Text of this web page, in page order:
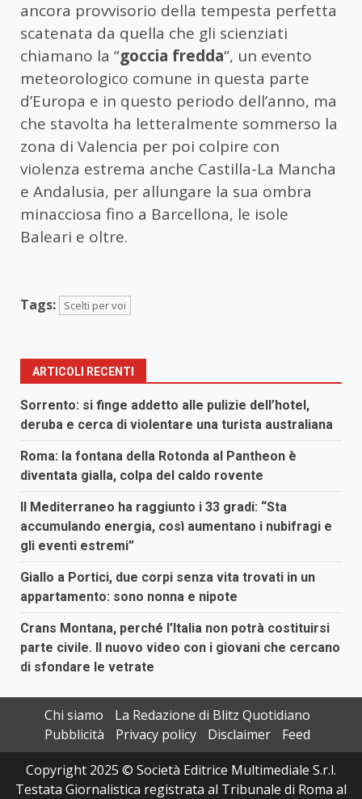
ancora provvisorio della tempesta perfetta
scatenata da quella che gli scienziati
chiamano la “goccia fredda“, un evento
meteorologico comune in questa parte
d’Europa e in questo periodo dell’anno, ma
che stavolta ha letteralmente sommerso la
zona di Valencia per poi colpire con
violenza estrema anche Castilla-La Mancha
e Andalusia, per allungare la sua ombra
minacciosa fino a Barcellona, le isole
Baleari e oltre.
Tags: Scelti per voi
ARTICOLI RECENTI
Sorrento: si finge addetto alle pulizie dell’hotel,
deruba e cerca di violentare una turista australiana
Roma: la fontana della Rotonda al Pantheon è
diventata gialla, colpa del caldo rovente
Il Mediterraneo ha raggiunto i 33 gradi: “Sta
accumulando energia, così aumentano i nubifragi e
gli eventi estremi”
Giallo a Portici, due corpi senza vita trovati in un
appartamento: sono nonna e nipote
Crans Montana, perché l’Italia non potrà costituirsi
parte civile. Il nuovo video con i giovani che cercano
di sfondare le vetrate
Chi siamo
La Redazione di Blitz Quotidiano
Pubblicità
Privacy policy Disclaimer
Feed
Copyright 2025 © Società Editrice Multimediale S.r.l.
Testata Giornalistica registrata al Tribunale di Roma al